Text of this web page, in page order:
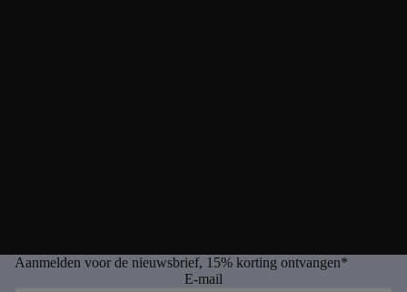
Aanmelden voor de nieuwsbrief, 15% korting ontvangen*
E-mail